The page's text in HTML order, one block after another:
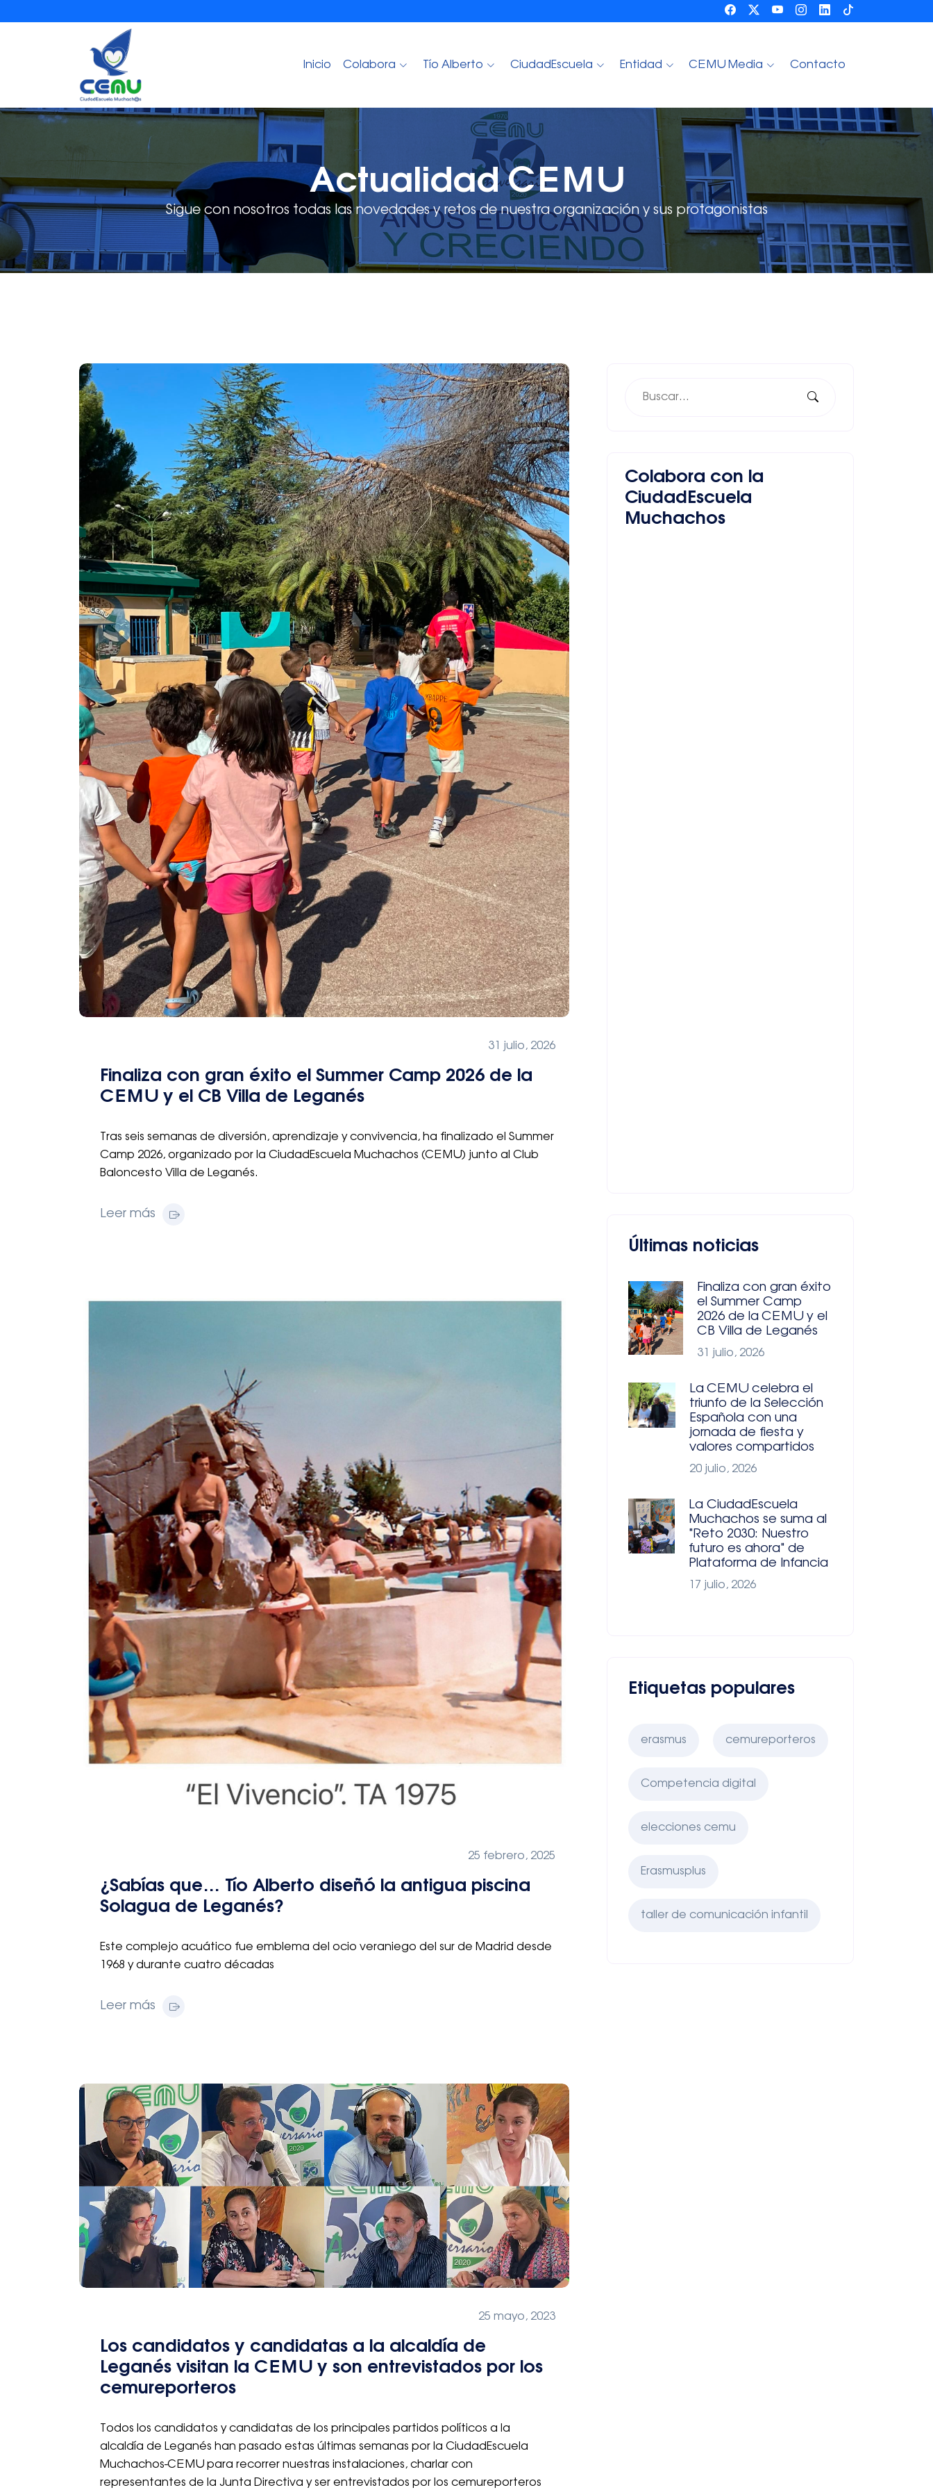
Inicio Colabora Tío Alberto CiudadEscuela Entidad CEMU Media Contacto
Actualidad CEMU
Sigue con nosotros todas las novedades y retos de nuestra organización y sus protagonistas
31 julio, 2026
Finaliza con gran éxito el Summer Camp 2026 de la
CEMU y el CB Villa de Leganés
Tras seis semanas de diversión, aprendizaje y convivencia, ha finalizado el Summer
Camp 2026, organizado por la CiudadEscuela Muchachos (CEMU) junto al Club
Baloncesto Villa de Leganés.
Leer más
25 febrero, 2025
¿Sabías que… Tío Alberto diseñó la antigua piscina
Solagua de Leganés?
Este complejo acuático fue emblema del ocio veraniego del sur de Madrid desde
1968 y durante cuatro décadas
Leer más
25 mayo, 2023
Los candidatos y candidatas a la alcaldía de
Leganés visitan la CEMU y son entrevistados por los
cemureporteros
Todos los candidatos y candidatas de los principales partidos políticos a la
alcaldía de Leganés han pasado estas últimas semanas por la CiudadEscuela
Muchachos-CEMU para recorrer nuestras instalaciones, charlar con
representantes de la Junta Directiva y ser entrevistados por los cemureporteros
Colabora con la
CiudadEscuela
Muchachos
Últimas noticias
Finaliza con gran éxito
el Summer Camp
2026 de la CEMU y el
CB Villa de Leganés
31 julio, 2026
La CEMU celebra el
triunfo de la Selección
Española con una
jornada de fiesta y
valores compartidos
20 julio, 2026
La CiudadEscuela
Muchachos se suma al
"Reto 2030: Nuestro
futuro es ahora" de
Plataforma de Infancia
17 julio, 2026
Etiquetas populares
erasmus cemureporteros
Competencia digital
elecciones cemu
Erasmusplus
taller de comunicación infantil